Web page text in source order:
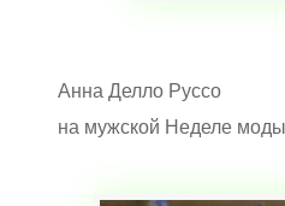
Анна Делло Руссо
на мужской Неделе